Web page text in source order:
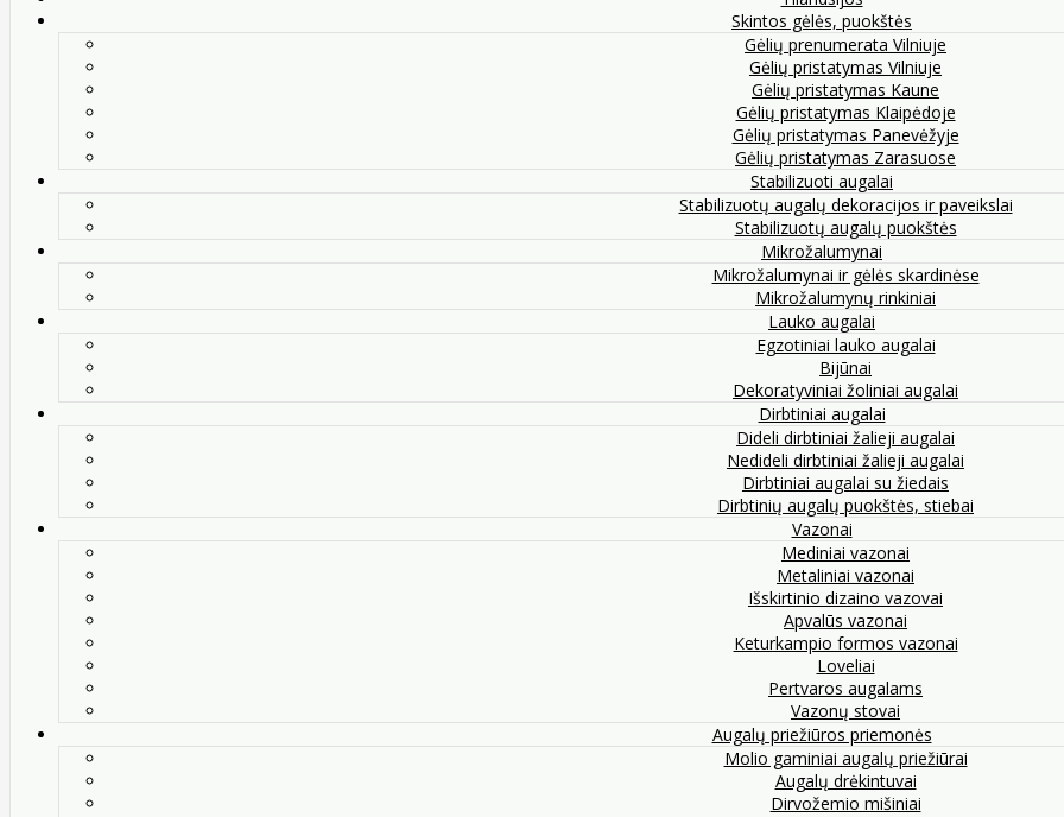
Skintos gėlės, puokštės
Gėlių prenumerata Vilniuje
Gėlių pristatymas Vilniuje
Gėlių pristatymas Kaune
Gėlių pristatymas Klaipėdoje
Gėlių pristatymas Panevėžyje
Gėlių pristatymas Zarasuose
Stabilizuoti augalai
Stabilizuotų augalų dekoracijos ir paveikslai
Stabilizuotų augalų puokštės
Mikrožalumynai
Mikrožalumynai ir gėlės skardinėse
Mikrožalumynų rinkiniai
Lauko augalai
Egzotiniai lauko augalai
Bijūnai
Dekoratyviniai žoliniai augalai
Dirbtiniai augalai
Dideli dirbtiniai žalieji augalai
Nedideli dirbtiniai žalieji augalai
Dirbtiniai augalai su žiedais
Dirbtinių augalų puokštės, stiebai
Vazonai
Mediniai vazonai
Metaliniai vazonai
Išskirtinio dizaino vazovai
Apvalūs vazonai
Keturkampio formos vazonai
Loveliai
Pertvaros augalams
Vazonų stovai
Augalų priežiūros priemonės
Molio gaminiai augalų priežiūrai
Augalų drėkintuvai
Dirvožemio mišiniai